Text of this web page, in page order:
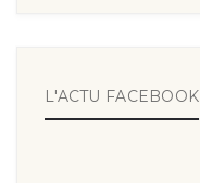
L'ACTU FACEBOOK